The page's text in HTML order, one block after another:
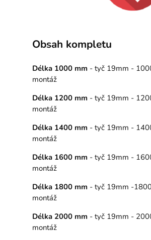
Obsah kompletu
Délka 1000 mm - tyč 19mm -
montáž
Délka 1200 mm - tyč 19mm -
montáž
Délka 1400 mm - tyč 19mm -
montáž
Délka 1600 mm - tyč 19mm -
montáž
Délka 1800 mm - tyč 19mm -
montáž
Délka 2000 mm - tyč 19mm -
montáž